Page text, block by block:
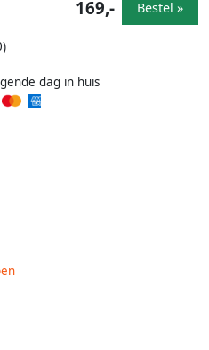
dag in huis
169,- Bestel »